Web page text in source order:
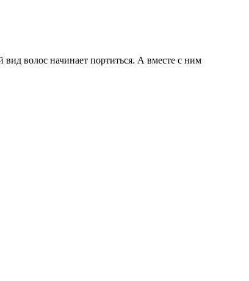
вид волос начинает портиться. А вместе с ним